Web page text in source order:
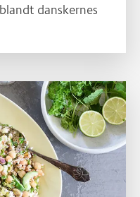
danskernes
og bælgfrugter – sådan!